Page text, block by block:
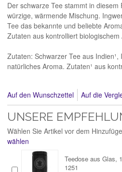
Der schwarze Tee stammt in
würzige, wärmende Mischung.
Tee das bekannte und beliebte
Zutaten aus kontrolliert biologischem
Zutaten: Schwarzer Tee aus Indien¹,
natürliches Aroma. Zutaten¹ aus
Auf den Wunschzettel Auf die
UNSERE
Wählen Sie Artikel vor dem
wählen
Teedose aus Glas,
1251